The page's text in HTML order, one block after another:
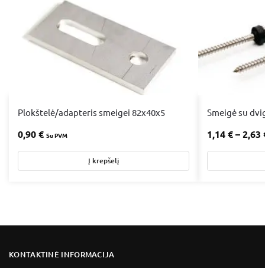
Plokštelė/adapteris smeigei 82x40x5
0,90€ Su PVM
Į krepšelį
Smeigė su
1,14€–2,63
KONTAKTINĖ INFORMACIJA